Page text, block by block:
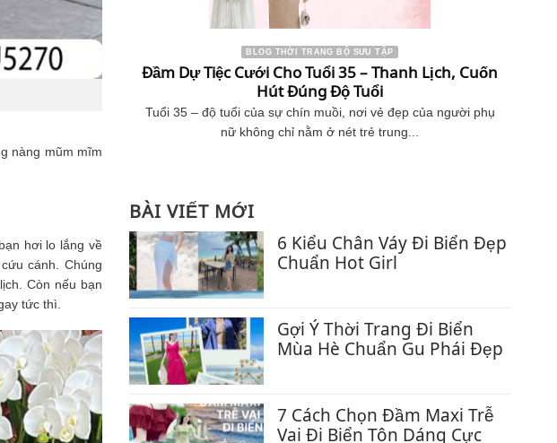
nàng mũm mĩm
hơi lo lắng về
cánh. Chúng
Còn nếu bạn
tức thì.
BLOG THỜI TRANG BỘ SƯU TẬP
Đầm Dự Tiệc Cưới Cho Tuổi 35 – Thanh Lịch, Cuốn
Hút Đúng Độ Tuổi
Tuổi 35 – độ tuổi của sự chín muồi, nơi vẻ đẹp của người phụ
nữ không chỉ nằm ở nét trẻ trung...
Đẹp Nhẹ
BÀI VIẾT MỚI
6 Kiểu Chân Váy Đi Biển Đẹp
Chuẩn Hot Girl
bình
luận
ở
Kiểu
Chân
Gợi Ý Thời Trang Đi Biển
Mùa Hè Chuẩn Gu Phái Đẹp
bình
luận
7 Cách Chọn Đầm Maxi Trễ
Vai Đi Biển Tôn Dáng Cực